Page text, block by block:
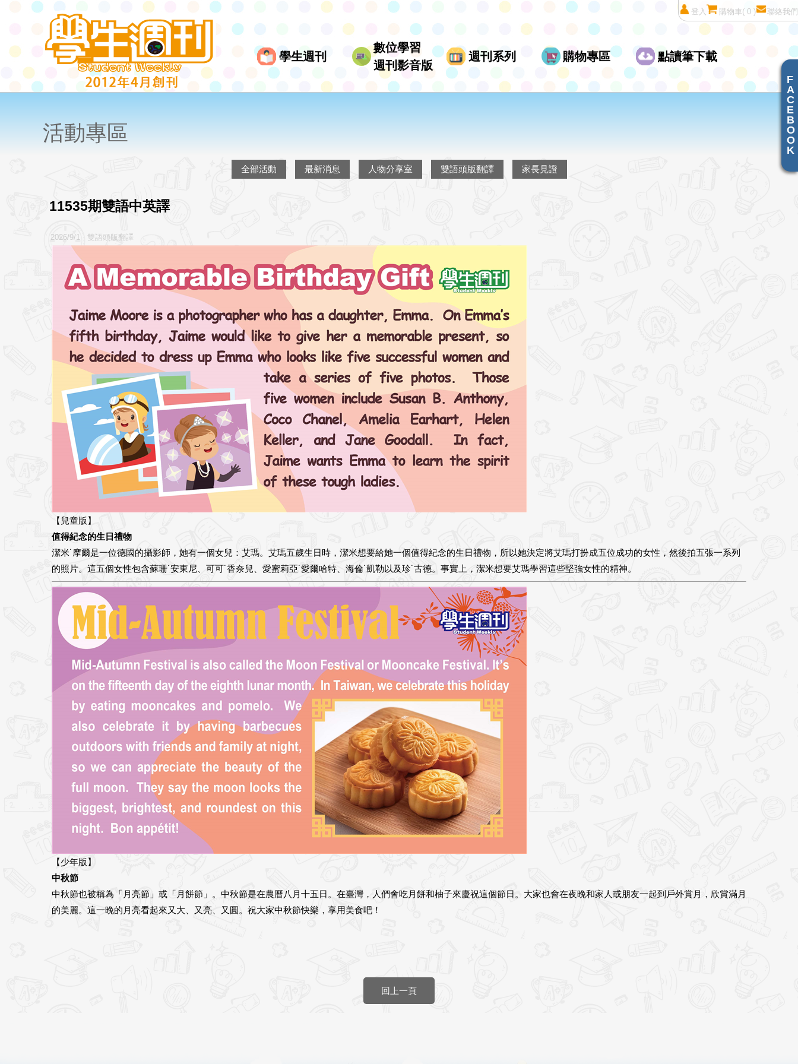
登入 購物車( 0 ) 聯絡我們
學生週刊
數位學習
週刊影音版
週刊系列 購物專區 點讀筆下載
活動專區
全部活動 最新消息 人物分享室 雙語頭版翻譯 家長見證
11535期雙語中英譯
2026/9/1 雙語頭版翻譯
【兒童版】
值得紀念的生日禮物
潔米˙摩爾是一位德國的攝影師，她有一個女兒：艾瑪。艾瑪五歲生日時，潔米想要給她一個值得紀念的生日禮物，所以她決定將艾瑪打扮成五位成功的女性，然後拍五張一系列
的照片。這五個女性包含蘇珊˙安東尼、可可˙香奈兒、愛蜜莉亞˙愛爾哈特、海倫˙凱勒以及珍˙古德。事實上，潔米想要艾瑪學習這些堅強女性的精神。
【少年版】
中秋節
中秋節也被稱為「月亮節」或「月餅節」。中秋節是在農曆八月十五日。在臺灣，人們會吃月餅和柚子來慶祝這個節日。大家也會在夜晚和家人或朋友一起到戶外賞月，欣賞滿月
的美麗。這一晚的月亮看起來又大、又亮、又圓。祝大家中秋節快樂，享用美食吧！
回上一頁
F
A
C
E
B
O
O
K